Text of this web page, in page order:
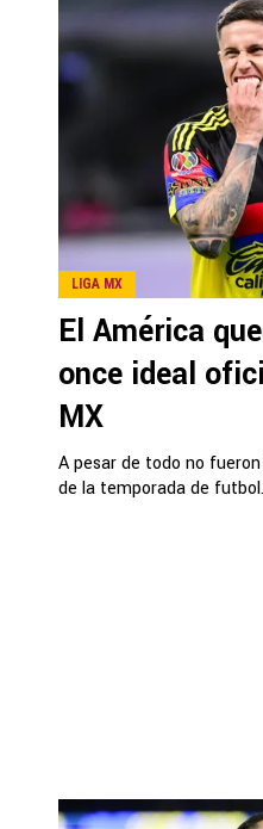
LIGA MX
El América
once ideal
MX
A pesar de todo no
de la temporada de futbol.